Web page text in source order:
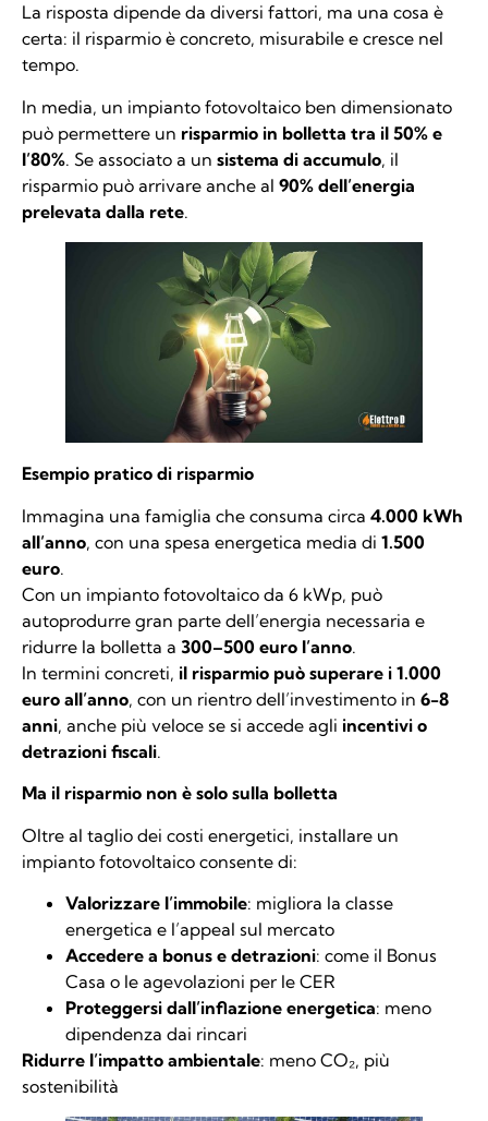
La risposta dipende da diversi fattori, ma una cosa è
certa: il risparmio è concreto, misurabile e cresce nel
tempo.
In media, un impianto fotovoltaico ben dimensionato
può permettere un risparmio in bolletta tra il 50% e
l’80%. Se associato a un sistema di accumulo, il
risparmio può arrivare anche al 90% dell’energia
prelevata dalla rete.
Esempio pratico di risparmio
Immagina una famiglia che consuma circa 4.000 kWh
all’anno, con una spesa energetica media di 1.500
euro.
Con un impianto fotovoltaico da 6 kWp, può
autoprodurre gran parte dell’energia necessaria e
ridurre la bolletta a 300–500 euro l’anno.
In termini concreti, il risparmio può superare i 1.000
euro all’anno, con un rientro dell’investimento in 6-8
anni, anche più veloce se si accede agli incentivi o
detrazioni fiscali.
Ma il risparmio non è solo sulla bolletta
Oltre al taglio dei costi energetici, installare un
impianto fotovoltaico consente di:
Valorizzare l’immobile: migliora la classe
energetica e l’appeal sul mercato
Accedere a bonus e detrazioni: come il Bonus
Casa o le agevolazioni per le CER
Proteggersi dall’inflazione energetica: meno
dipendenza dai rincari
Ridurre l’impatto ambientale: meno CO₂, più
sostenibilità